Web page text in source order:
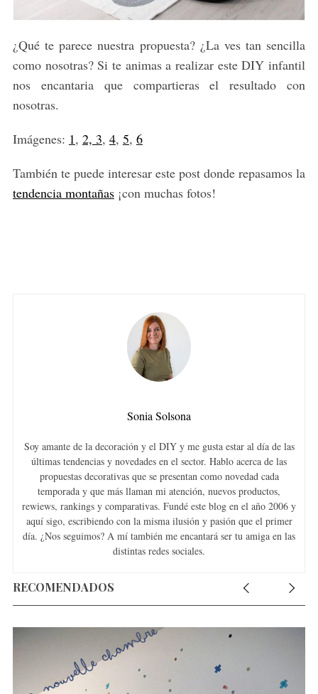
¿Qué te parece nuestra propuesta? ¿La ves tan sencilla
como nosotras? Si te animas a realizar este DIY infantil
nos encantaria que compartieras el resultado con
nosotras.
Imágenes: 1, 2, 3, 4, 5, 6
También te puede interesar este post donde repasamos la
tendencia montañas¡con muchas fotos!
Sonia Solsona
Soy amante de la decoración y el DIY y me gusta estar al día de las
últimas tendencias y novedades en el sector. Hablo acerca de las
propuestas decorativas que se presentan como novedad cada
temporada y que más llaman mi atención, nuevos productos,
rewiews, rankings y comparativas. Fundé este blog en el año 2006 y
aquí sigo, escribiendo con la misma ilusión y pasión que el primer
día. ¿Nos seguimos? A mí también me encantará ser tu amiga en las
distintas redes sociales.
RECOMENDADOS
S
e